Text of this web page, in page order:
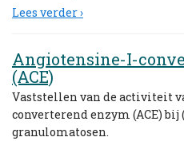
Lees verder ›
Angiotensine-I-
(ACE)
Vaststellen van de activiteit
converterend enzym (ACE) bij
granulomatosen.